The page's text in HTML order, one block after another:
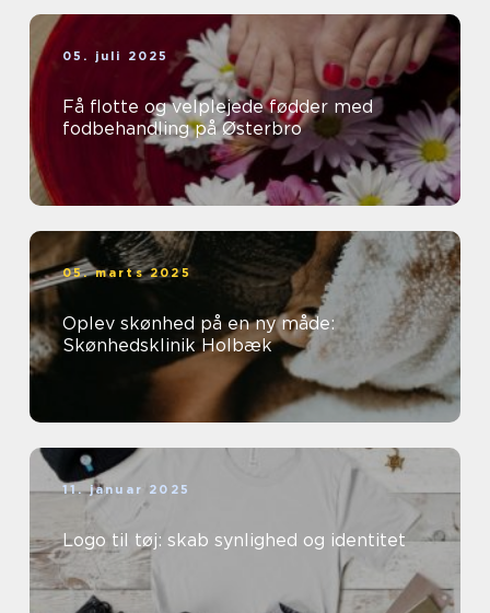
05. juli 2025
Få flotte og velplejede fødder med
fodbehandling på Østerbro
05. marts 2025
Oplev skønhed på en ny måde:
Skønhedsklinik Holbæk
11. januar 2025
Logo til tøj: skab synlighed og identitet